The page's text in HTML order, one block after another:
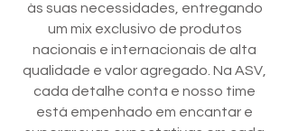
às suas necessidades, entregando
um mix exclusivo de produtos
nacionais e internacionais de alta
qualidade e valor agregado. Na ASV,
cada detalhe conta e nosso time
está empenhado em encantar e